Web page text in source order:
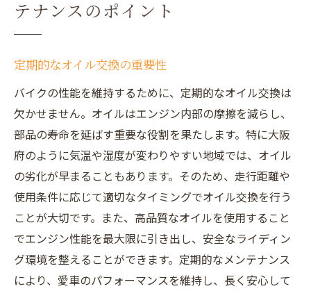
テナンスのポイント
定期的なオイル交換の重要性
バイクの性能を維持するために、定期的なオイル交換は
欠かせません。オイルはエンジン内部の摩擦を減らし、
部品の寿命を延ばす重要な役割を果たします。特に大阪
府のように気温や湿度が変わりやすい地域では、オイル
の劣化が早まることもあります。そのため、走行距離や
使用条件に応じて適切なタイミングでオイル交換を行う
ことが大切です。また、高品質なオイルを使用すること
でエンジン性能を最大限に引き出し、安全なライディン
グ環境を整えることができます。定期的なメンテナンス
により、愛車のパフォーマンスを維持し、長く安心して